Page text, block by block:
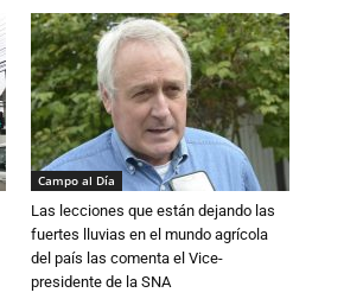
Campo al Día
Las lecciones que están dejando las
fuertes lluvias en el mundo agrícola
del país las comenta el Vice-
presidente de la SNA